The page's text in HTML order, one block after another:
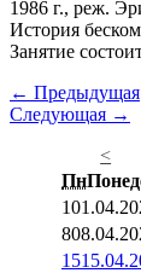
1986 г., реж.
История
Занятие
← Предыдущая
Следующая →
<
Пн
1
8
15